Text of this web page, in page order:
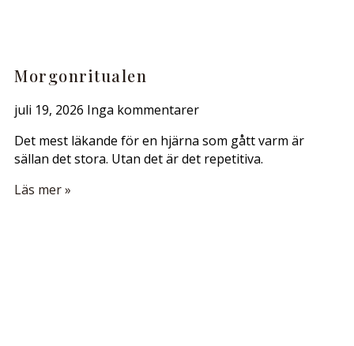
Morgonritualen
juli 19, 2026 Inga kommentarer
Det mest läkande för en hjärna som gått varm är
sällan det stora. Utan det är det repetitiva.
Läs mer »